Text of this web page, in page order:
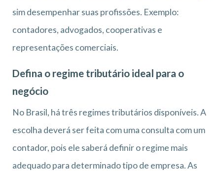
sim desempenhar suas profissões. Exemplo:
contadores, advogados, cooperativas e
representações comerciais.
Defina o regime tributário ideal para o
negócio
No Brasil, há três regimes tributários disponíveis. A
escolha deverá ser feita com uma consulta com um
contador, pois ele saberá definir o regime mais
adequado para determinado tipo de empresa. As